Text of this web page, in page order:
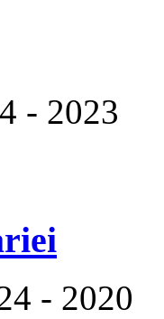
- 2023
- 2020